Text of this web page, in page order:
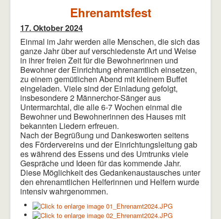
Ehrenamtsfest
17. Oktober 2024
Einmal im Jahr werden alle Menschen, die sich das
ganze Jahr über auf verschiedenste Art und Weise
in ihrer freien Zeit für die Bewohnerinnen und
Bewohner der Einrichtung ehrenamtlich einsetzen,
zu einem gemütlichen Abend mit kleinem Buffet
eingeladen. Viele sind der Einladung gefolgt,
insbesondere 2 Männerchor-Sänger aus
Untermarchtal, die alle 6-7 Wochen einmal die
Bewohner und Bewohnerinnen des Hauses mit
bekannten Liedern erfreuen.
Nach der Begrüßung und Dankesworten seitens
des Fördervereins und der Einrichtungsleitung gab
es während des Essens und des Umtrunks viele
Gespräche und Ideen für das kommende Jahr.
Diese Möglichkeit des Gedankenaustausches unter
den ehrenamtlichen Helferinnen und Helfern wurde
intensiv wahrgenommen.